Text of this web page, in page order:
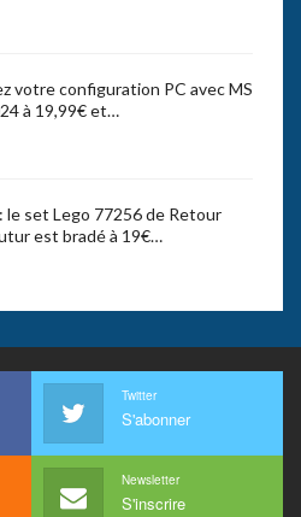
votre configuration PC avec MS
à 19,99€ et…
le set Lego 77256 de Retour
est bradé à 19€…
Twitter
S'abonner
Newsletter
S'inscrire